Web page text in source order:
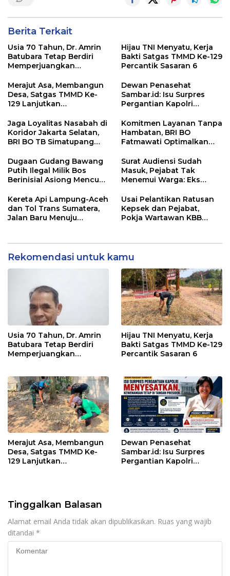
Berita Terkait
Usia 70 Tahun, Dr. Amrin
Batubara Tetap Berdiri
Memperjuangkan
Hijau TNI Menyatu, Kerja
Bakti Satgas TMMD Ke-129
Percantik Sasaran 6
Merajut Asa, Membangun
Desa, Satgas TMMD Ke-
129 Lanjutkan
Dewan Penasehat
Sambar.id: Isu Surpres
Pergantian Kapolri
Kewenangan Mutlak di
Tangan Presiden
Jaga Loyalitas Nasabah di
Koridor Jakarta Selatan,
BRI BO TB Simatupang
Komitmen Layanan Tanpa
Hambatan, BRI BO
Fatmawati Optimalkan
Setiap Lini
Dugaan Gudang Bawang
Putih Ilegal Milik Bos
Berinisial Asiong Mencuat,
Didesak Bertindak
Surat Audiensi Sudah
Masuk, Pejabat Tak
Menemui Warga: Eks
Pelayanan Dinas
Transmigrasi Luwu Timur
Kereta Api Lampung-Aceh
dan Tol Trans Sumatera,
Jalan Baru Menuju
Usai Pelantikan Ratusan
Kepsek dan Pejabat,
Pokja Wartawan KBB
Rekomendasi untuk kamu
Usia 70 Tahun, Dr. Amrin
Batubara Tetap Berdiri
Memperjuangkan
Hijau TNI Menyatu, Kerja
Bakti Satgas TMMD Ke-129
Percantik Sasaran 6
Merajut Asa, Membangun
Desa, Satgas TMMD Ke-
129 Lanjutkan
Dewan Penasehat
Sambar.id: Isu Surpres
Pergantian Kapolri
Tinggalkan Balasan
Alamat email Anda tidak akan dipublikasikan. Ruas yang wajib
ditandai *